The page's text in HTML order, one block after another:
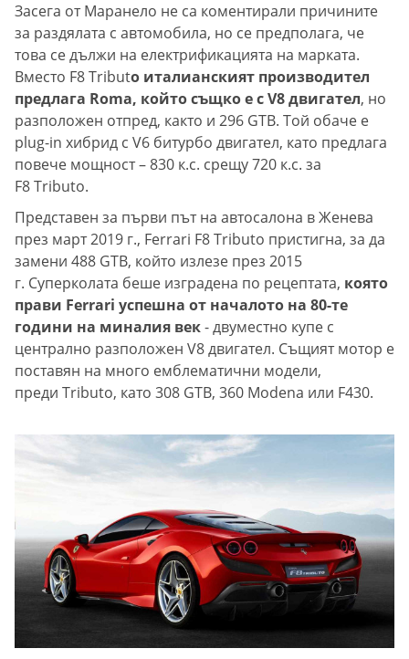
Засега от Маранело не са коментирали причините
за раздялата с автомобила, но се предполага, че
това се дължи на електрификацията на марката.
Вместо F8 Tributo италианският производител
предлага Roma, който същко е с V8 двигател, но
разположен отпред, както и 296 GTB. Той обаче е
plug-in хибрид с V6 битурбо двигател, като предлага
повече мощност – 830 к.с. срещу 720 к.с. за
F8 Tributo.
Представен за първи път на автосалона в Женева
през март 2019 г., Ferrari F8 Tributo пристигна, за да
замени 488 GTB, който излезе през 2015
г. Суперколата беше изградена по рецептата, която
прави Ferrari успешна от началото на 80-те
години на миналия век- двуместно купе с
централно разположен V8 двигател. Същият мотор е
поставян на много емблематични модели,
преди Tributo, като 308 GTB, 360 Modena или F430.